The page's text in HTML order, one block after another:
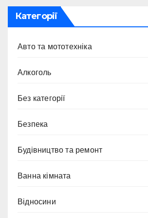
Категорії
Авто та мототехніка
Алкоголь
Без категорії
Безпека
Будівництво та ремонт
Ванна кімната
Відносини